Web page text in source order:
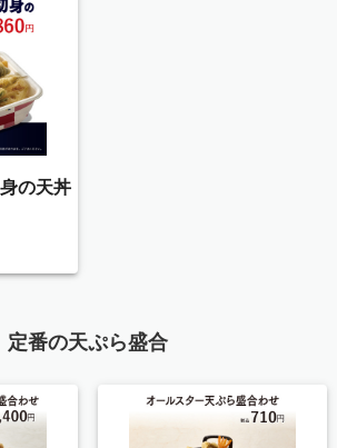
の天丼
定番の天ぷら盛合